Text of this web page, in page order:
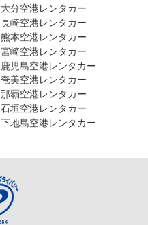
大分空港レンタカー
長崎空港レンタカー
熊本空港レンタカー
宮崎空港レンタカー
鹿児島空港レンタカー
奄美空港レンタカー
那覇空港レンタカー
石垣空港レンタカー
下地島空港レンタカー